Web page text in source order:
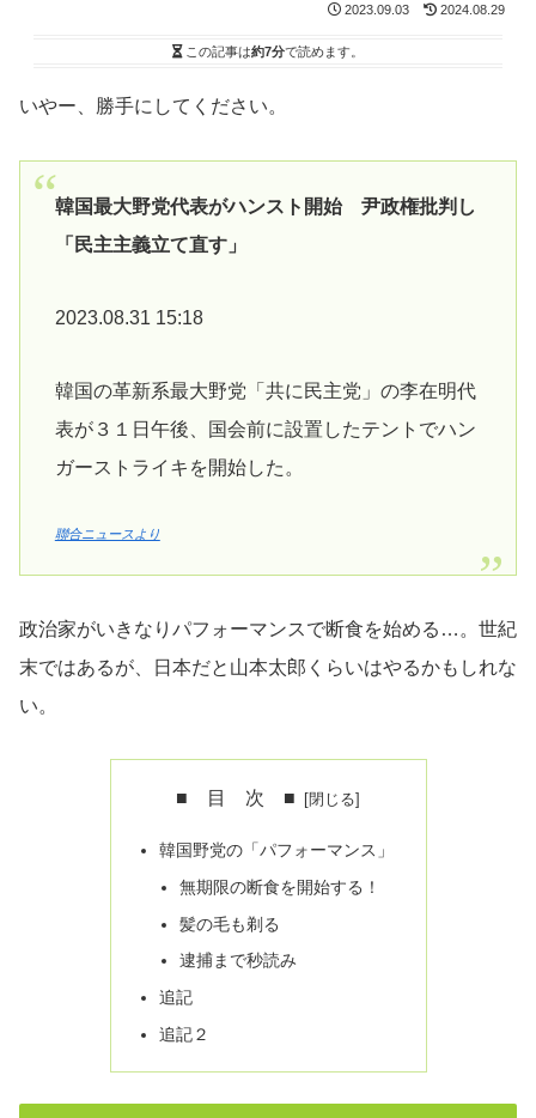
2023.09.03 2024.08.29
この記事は約7分で読めます。
いやー、勝手にしてください。
韓国最大野党代表がハンスト開始 尹政権批判し
「民主主義立て直す」
2023.08.31 15:18
韓国の革新系最大野党「共に民主党」の李在明代
表が３１日午後、国会前に設置したテントでハン
ガーストライキを開始した。
聯合ニュースより
政治家がいきなりパフォーマンスで断食を始める…。世紀
末ではあるが、日本だと山本太郎くらいはやるかもしれな
い。
■ 目 次 ■
韓国野党の「パフォーマンス」
無期限の断食を開始する！
髪の毛も剃る
逮捕まで秒読み
追記
追記２